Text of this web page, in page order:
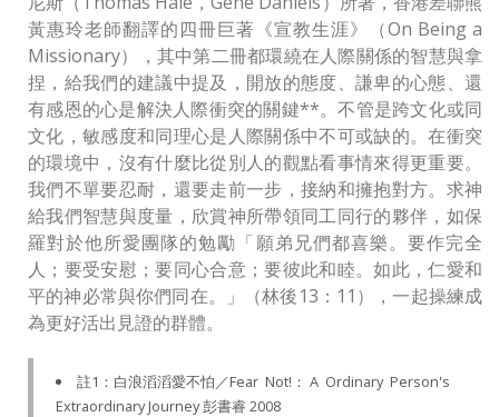
黃惠玲老師翻譯的四冊巨著《宣教生涯》（On Being a
Missionary），其中第二冊都環繞在人際關係的智慧與拿
捏，給我們的建議中提及，開放的態度、謙卑的心態、還
有感恩的心是解決人際衝突的關鍵**。不管是跨文化或同
文化，敏感度和同理心是人際關係中不可或缺的。在衝突
的環境中，沒有什麼比從別人的觀點看事情來得更重要。
我們不單要忍耐，還要走前一步，接納和擁抱對方。求神
給我們智慧與度量，欣賞神所帶領同工同行的夥伴，如保
羅對於他所愛團隊的勉勵「願弟兄們都喜樂。要作完全
人；要受安慰；要同心合意；要彼此和睦。如此，仁愛和
平的神必常與你們同在。」（林後13：11），一起操練成
為更好活出見證的群體。‬
註1：白浪滔滔愛不怕／Fear Not!： A Ordinary Person's
Extraordinary Journey 彭書睿 2008